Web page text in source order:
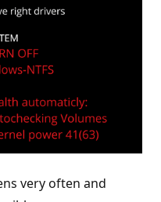
very often and